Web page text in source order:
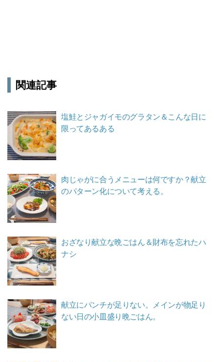
関連記事
塩鮭とジャガイモのグラタン＆こんな日に
限ってあるある
肉じゃがに合うメニューは何ですか？献立
のパターン化について考える。
おざなり献立な晩ごはん＆財布を忘れたハ
ナシ
献立にパンチが足りない。メインが物足り
ない日の小皿盛り晩ごはん。